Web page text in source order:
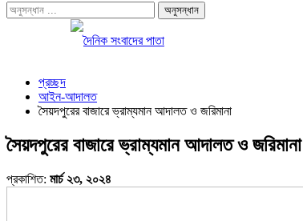
প্রচ্ছদ
আইন-আদালত
সৈয়দপুরের বাজারে ভ্রাম্যমান আদালত ও জরিমানা
সৈয়দপুরের বাজারে ভ্রাম্যমান আদালত ও জরিমানা
প্রকাশিত: মার্চ ২৩, ২০২৪